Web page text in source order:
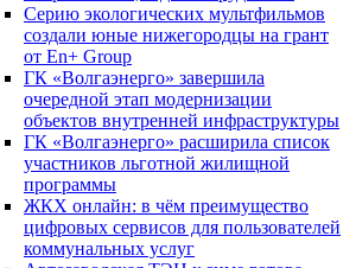
Серию экологических мультфильмов
создали юные нижегородцы на грант
от En+ Group
ГК «Волгаэнерго» завершила
очередной этап модернизации
объектов внутренней инфраструктуры
ГК «Волгаэнерго» расширила список
участников льготной жилищной
программы
ЖКХ онлайн: в чём преимущество
цифровых сервисов для пользователей
коммунальных услуг